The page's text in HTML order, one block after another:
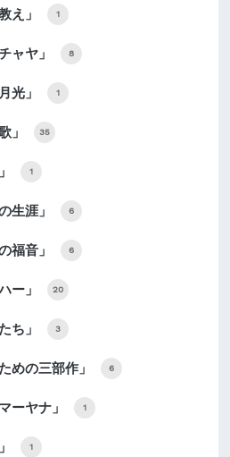
え」 1
ャヤ」 8
光」 1
」 35
1
生涯」 6
福音」 6
ー」 20
ち」 3
めの三部作」 6
ーヤナ」 1
1